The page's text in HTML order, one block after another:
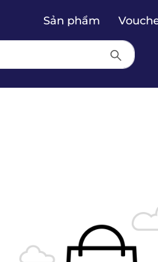
Sản phẩm